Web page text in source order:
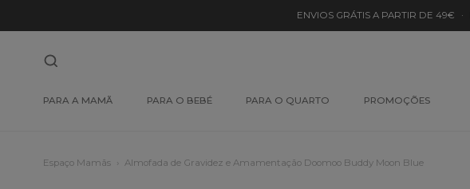
ENVIOS GRÁTIS A PARTIR DE 49€ ·
PARA A MAMÃ PARA O BEBÉ PARA O QUARTO PROMOÇÕES
Espaço Mamãs Almofada de Gravidez e Amamentação Doomoo Buddy Moon Blue